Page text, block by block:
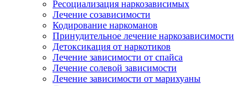
Ресоциализация наркозависимых
Лечение созависимости
Кодирование наркоманов
Принудительное лечение наркозависимости
Детоксикация от наркотиков
Лечение зависимости от спайса
Лечение солевой зависимости
Лечение зависимости от марихуаны